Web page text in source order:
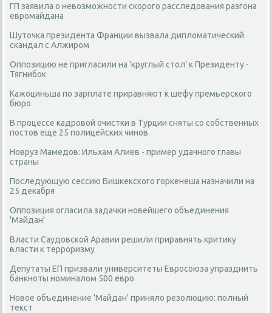
ГП заявила о невозможности скорого расследования разгона
евромайдана
Шуточка президента Франции вызвала дипломатический
скандал с Алжиром
Оппозицию не пригласили на 'круглый стол' к Президенту -
Тягнибок
Кажоциньша по зарплате приравняют к шефу премьерского
бюро
В процессе кадровой очистки в Турции сняты со собственных
постов еще 25 полицейских чинов
Новруз Мамедов: Ильхам Алиев - пример удачного главы
страны
Последующую сессию Бишкекского горкенеша назначили на
25 декабря
Оппозиция огласила задачки новейшего объединения
'Майдан'
Власти Саудовской Аравии решили приравнять критику
власти к терроризму
Депутаты ЕП призвали университеты Евросоюза упразднить
банкноты номиналом 500 евро
Новое объединение 'Майдан' приняло резолюцию: полный
текст